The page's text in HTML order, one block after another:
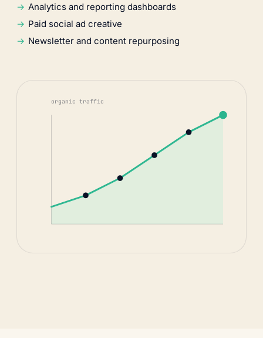
Analytics and reporting dashboards
Paid social ad creative
Newsletter and content repurposing
organic traffic